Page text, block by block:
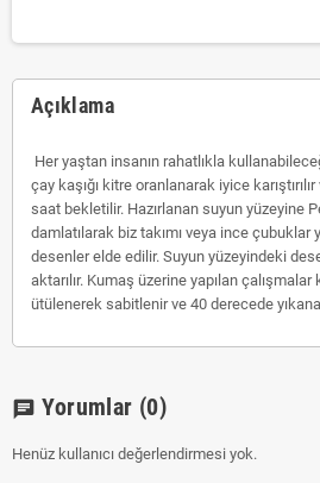
Açıklama
Her yaştan insanın rahatlıkla
çay kaşığı kitre oranlanarak iyice
saat bekletilir. Hazırlanan suyun yüzeyine
damlatılarak biz takımı veya ince çubuklar
desenler elde edilir. Suyun yüzeyindeki
aktarılır. Kumaş üzerine yapılan
ütülenerek sabitlenir ve 40 derecede
chat Yorumlar (0)
Henüz kullanıcı değerlendirmesi yok.